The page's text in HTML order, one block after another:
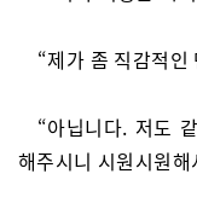
“제가 좀 직감적인
“아닙니다. 저도
해주시니 시원시원해